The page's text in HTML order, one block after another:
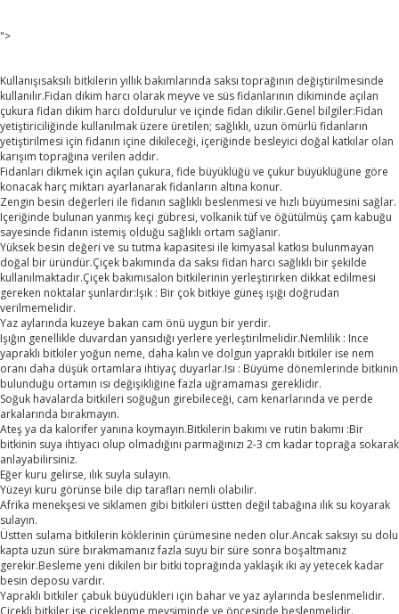
">
Kullanışısaksılı bitkilerin yıllık bakımlarında saksı toprağının değiştirilmesinde
kullanılır.Fidan dikim harcı olarak meyve ve süs fidanlarının dikiminde açılan
çukura fidan dikim harcı doldurulur ve içinde fidan dikilir.Genel bilgiler:Fidan
yetiştiriciliğinde kullanılmak üzere üretilen; sağlıklı, uzun ömürlü fidanların
yetiştirilmesi için fidanın içine dikileceği, içeriğinde besleyici doğal katkılar olan
karışım toprağına verilen addır.
Fidanları dikmek için açılan çukura, fide büyüklüğü ve çukur büyüklüğüne göre
konacak harç miktarı ayarlanarak fidanların altına konur.
Zengin besin değerleri ile fidanın sağlıklı beslenmesi ve hızlı büyümesini sağlar.
Içeriğinde bulunan yanmış keçi gübresi, volkanik tüf ve öğütülmüş çam kabuğu
sayesinde fidanın istemiş olduğu sağlıklı ortam sağlanır.
Yüksek besin değeri ve su tutma kapasitesi ile kimyasal katkısı bulunmayan
doğal bir üründür.Çiçek bakımında da saksı fidan harcı sağlıklı bir şekilde
kullanılmaktadır.Çiçek bakımısalon bitkilerinin yerleştirirken dikkat edilmesi
gereken noktalar şunlardır:Işık : Bir çok bitkiye güneş ışığı doğrudan
verilmemelidir.
Yaz aylarında kuzeye bakan cam önü uygun bir yerdir.
Işığın genellikle duvardan yansıdığı yerlere yerleştirilmelidir.Nemlilik : Ince
yapraklı bitkiler yoğun neme, daha kalın ve dolgun yapraklı bitkiler ise nem
oranı daha düşük ortamlara ihtiyaç duyarlar.Isı : Büyüme dönemlerinde bitkinin
bulunduğu ortamın ısı değişikliğine fazla uğramaması gereklidir.
Soğuk havalarda bitkileri soğuğun girebileceği, cam kenarlarında ve perde
arkalarında bırakmayın.
Ateş ya da kalorifer yanına koymayın.Bitkilerin bakımı ve rutin bakımı :Bir
bitkinin suya ihtiyacı olup olmadığını parmağınızı 2-3 cm kadar toprağa sokarak
anlayabilirsiniz.
Eğer kuru gelirse, ılık suyla sulayın.
Yüzeyi kuru görünse bile dip tarafları nemli olabilir.
Afrika menekşesi ve siklamen gibi bitkileri üstten değil tabağına ılık su koyarak
sulayın.
Üstten sulama bitkilerin köklerinin çürümesine neden olur.Ancak saksıyı su dolu
kapta uzun süre bırakmamanız fazla suyu bir süre sonra boşaltmanız
gerekir.Besleme yeni dikilen bir bitki toprağında yaklaşık iki ay yetecek kadar
besin deposu vardır.
Yapraklı bitkiler çabuk büyüdükleri için bahar ve yaz aylarında beslenmelidir.
Çiçekli bitkiler ise çiçeklenme mevsiminde ve öncesinde beslenmelidir.